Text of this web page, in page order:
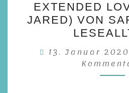
&
EXTENDED
JARED) VON
13. Januar 2020